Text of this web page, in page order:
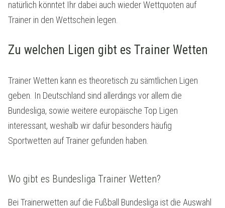
natürlich könntet Ihr dabei auch wieder Wettquoten auf
Trainer in den Wettschein legen.
Zu welchen Ligen gibt es Trainer Wetten
Trainer Wetten kann es theoretisch zu sämtlichen Ligen
geben. In Deutschland sind allerdings vor allem die
Bundesliga, sowie weitere europäische Top Ligen
interessant, weshalb wir dafür besonders häufig
Sportwetten auf Trainer gefunden haben.
Wo gibt es Bundesliga Trainer Wetten?
Bei Trainerwetten auf die Fußball Bundesliga ist die Auswahl